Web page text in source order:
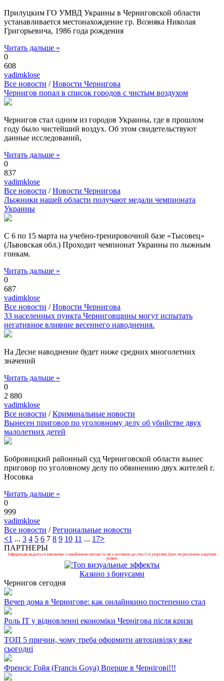
Прилуцким ГО УМВД Украины в Черниговской области
устанавливается местонахождение гр. Возняка Николая
Григорьевича, 1986 года рождения
Читать дальше »
0
608
vadimklose
Все новости /Новости Чернигова
Чернигов попал в список городов с чистым воздухом
Чернигов стал одним из городов Украины, где в прошлом
году было чистейший воздух. Об этом свидетельствуют
данные исследований,
Читать дальше »
0
837
vadimklose
Все новости /Новости Чернигова
Лыжники нашей области получают медали чемпионата
Украины
С 6 по 15 марта на учебно-тренировочной базе «Тысовец»
(Львовская обл.) Проходит чемпионат Украины по лыжным
гонкам.
Читать дальше »
0
687
vadimklose
Все новости /Новости Чернигова
33 населенных пункта Черниговщины могут испытать
негативное влияние весеннего наводнения.
На Десне наводнение будет ниже средних многолетних
значений
Читать дальше »
0
2 880
vadimklose
Все новости /Криминальные новости
Вынесен приговор по уголовному делу об убийстве двух
малолетних детей
Бобровицкий районный суд Черниговской области вынес
приговор по уголовному делу по обвинению двух жителей г.
Носовка
Читать дальше »
0
999
vadimklose
Все новости /Региональные новости
<1 ... 3 4 5 6 7 8 9 10 11 ... 17>
ПАРТНЕРЫ
Інформація надається виключно з ознайомчою метою та не є закликом до участі в азартних іграх чи рекламою азартних
розваг.
Казино з бонусами
Чернигов сегодня
Вечер дома в Чернигове: как онлайнкино постепенно стал
Роль ІТ у відновленні економіки Чернігова після кризи
ТОП 5 причин, чому треба оформити автоцивілку вже
сьогодні
Френсіс Гойя (Francis Goya) Вперше в Чернігові!!!